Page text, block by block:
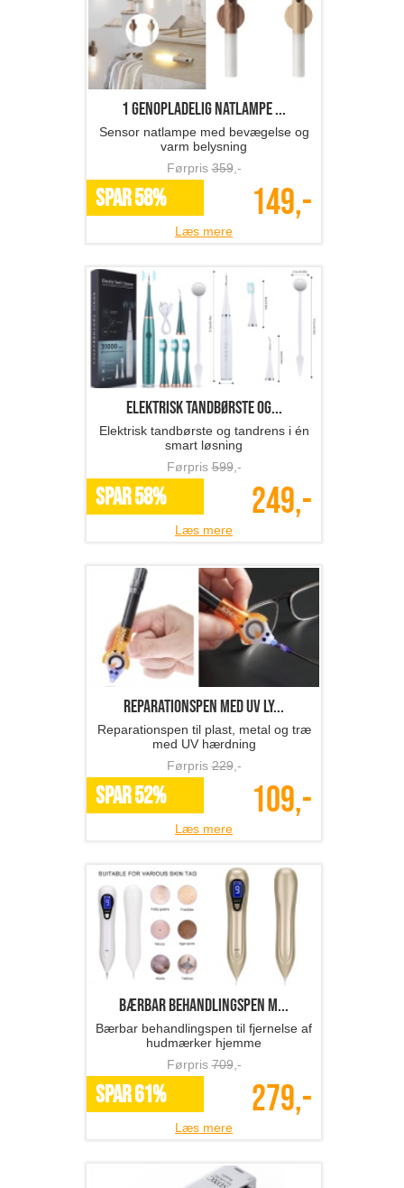
1 genopladelig natlampe ...
Sensor natlampe med bevægelse og
varm belysning
Førpris359,-
SPAR 58% 149,-
Læs mere
Elektrisk tandbørste og...
Elektrisk tandbørste og tandrens i én
smart løsning
Førpris599,-
SPAR 58% 249,-
Læs mere
reparationspen med UV ly...
Reparationspen til plast, metal og træ
med UV hærdning
Førpris229,-
SPAR 52% 109,-
Læs mere
Bærbar behandlingspen m...
Bærbar behandlingspen til fjernelse af
hudmærker hjemme
Førpris709,-
SPAR 61% 279,-
Læs mere